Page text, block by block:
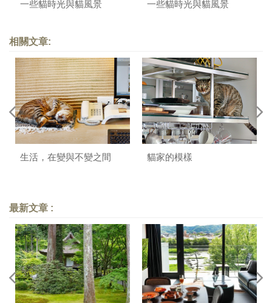
一些貓時光與貓風景 一些貓時光與貓風景
相關文章:
生活，在變與不變之間 貓家的模樣
最新文章 :